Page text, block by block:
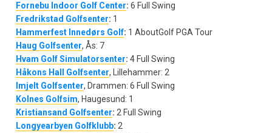
Fornebu Indoor Golf Center: 6 Full Swing
Fredrikstad Golfsenter: 1
Hammerfest Innedørs Golf: 1 AboutGolf PGA Tour
Haug Golfsenter, Ås: 7
Hvam Golf Simulatorsenter: 4 Full Swing
Håkons Hall Golfsenter, Lillehammer: 2
Imjelt Golfsenter, Drammen: 6 Full Swing
Kolnes Golfsim, Haugesund: 1
Kristiansand Golfsenter: 2 Full Swing
Longyearbyen Golfklubb: 2